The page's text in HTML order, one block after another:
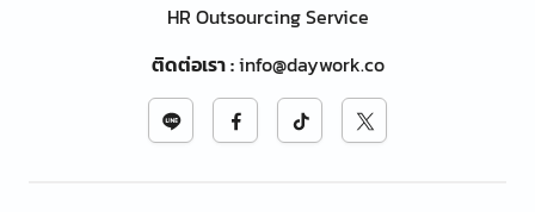
HR Outsourcing Service
ติดต่อเรา:info@daywork.co